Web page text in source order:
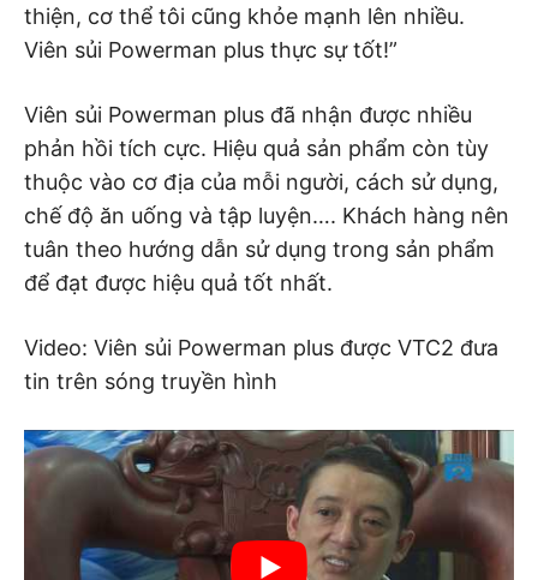
thiện, cơ thể tôi cũng khỏe mạnh lên nhiều.
Viên sủi Powerman plus thực sự tốt!”
Viên sủi Powerman plus đã nhận được nhiều
phản hồi tích cực. Hiệu quả sản phẩm còn tùy
thuộc vào cơ địa của mỗi người, cách sử dụng,
chế độ ăn uống và tập luyện…. Khách hàng nên
tuân theo hướng dẫn sử dụng trong sản phẩm
để đạt được hiệu quả tốt nhất.
Video: Viên sủi Powerman plus được VTC2 đưa
tin trên sóng truyền hình